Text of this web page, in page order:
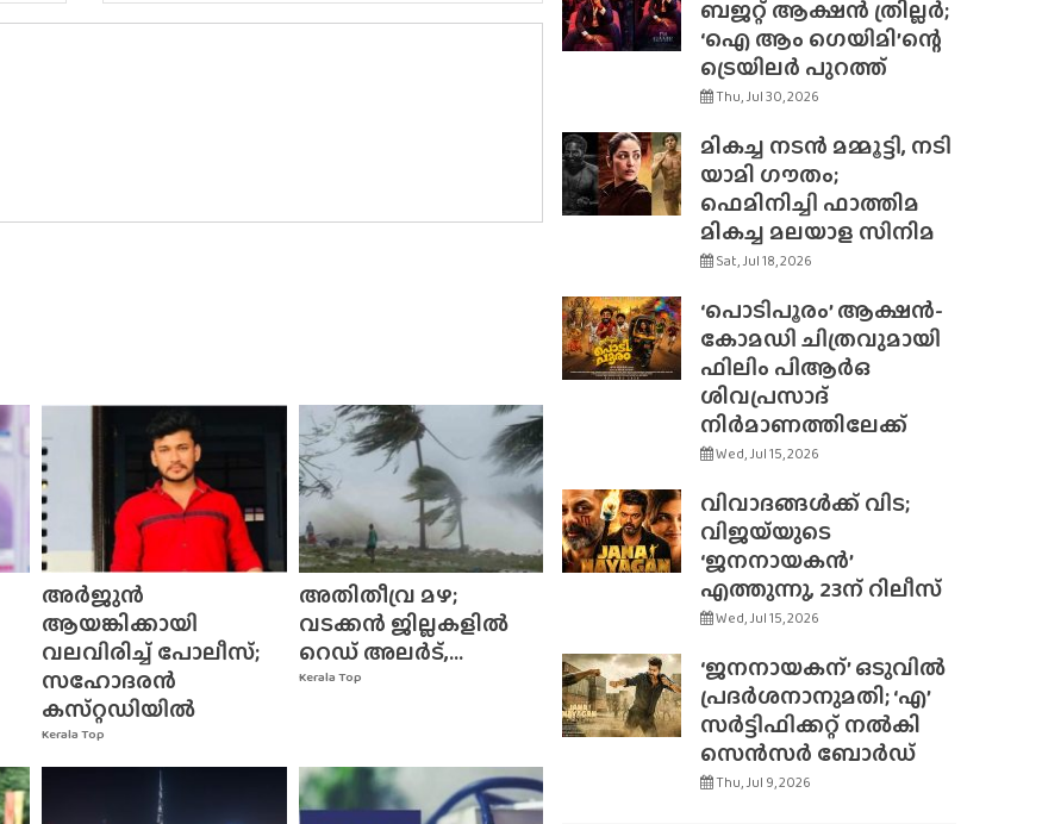
Kerala Top
അർജുൻ
ആയങ്കിക്കായി
വലവിരിച്ച് പോലീസ്;
സഹോദരൻ
കസ്‌റ്റഡിയിൽ
Kerala Top
അതിതീവ്ര മഴ;
വടക്കൻ ജില്ലകളിൽ
റെഡ് അലർട്,...
ബജറ്റ് ആക്ഷൻ ത്രില്ലർ;
‘ഐ ആം ഗെയിമി’ന്റെ
ട്രെയിലർ പുറത്ത്
Thu, Jul 30, 2026
മികച്ച നടൻ മമ്മൂട്ടി, നടി
യാമി ഗൗതം;
ഫെമിനിച്ചി ഫാത്തിമ
മികച്ച മലയാള സിനിമ
Sat, Jul 18, 2026
‘പൊടിപൂരം’ ആക്ഷൻ-
കോമഡി ചിത്രവുമായി
ഫിലിം പിആർഒ
ശിവപ്രസാദ്
നിർമാണത്തിലേക്ക്
Wed, Jul 15, 2026
വിവാദങ്ങൾക്ക് വിട;
വിജയ്‌യുടെ
‘ജനനായകൻ’
എത്തുന്നു, 23ന് റിലീസ്
Wed, Jul 15, 2026
‘ജനനായകന്’ ഒടുവിൽ
പ്രദർശനാനുമതി; ‘എ’
സർട്ടിഫിക്കറ്റ് നൽകി
സെൻസർ ബോർഡ്
Thu, Jul 9, 2026